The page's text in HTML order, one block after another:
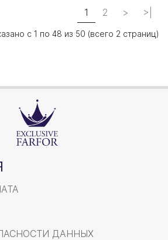
1 2 > >|
с 1 по 48 из 50 (всего 2 страниц)
ДАННЫХ